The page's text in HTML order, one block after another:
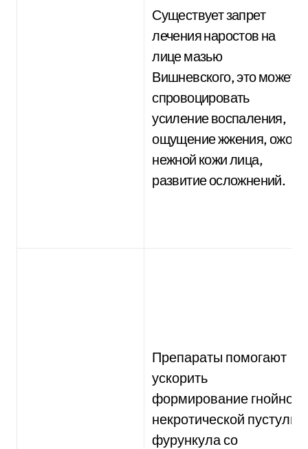
Существует запрет
лечения наростов на
лице мазью
Вишневского, это может
спровоцировать
усиление воспаления,
ощущение жжения, ожог
нежной кожи лица,
развитие осложнений.
Препараты помогают
ускорить
формирование гнойно-
некротической пустулы
фурункула со